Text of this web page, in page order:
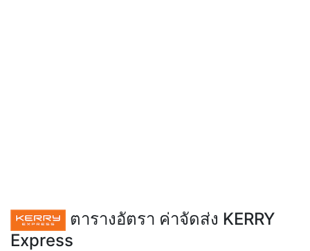
ตารางอัตรา ค่าจัดส่ง KERRY
Express